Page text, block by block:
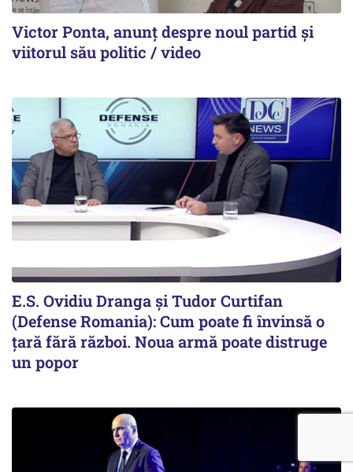
Victor Ponta, anunț despre noul partid și
viitorul său politic / video
E.S. Ovidiu Dranga și Tudor Curtifan
(Defense Romania): Cum poate fi învinsă o
țară fără război. Noua armă poate distruge
un popor